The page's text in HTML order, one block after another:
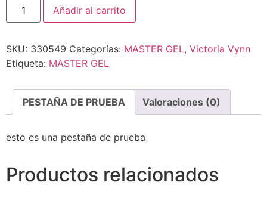
Añadir al carrito
SKU: 330549 Categorías: MASTER GEL, Victoria Vynn
Etiqueta: MASTER GEL
PESTAÑA DE PRUEBA Valoraciones (0)
esto es una pestaña de prueba
Productos relacionados